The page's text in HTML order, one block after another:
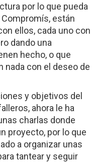
por lo que pueda
están
ellos, cada uno con
dando una
hecho, o que
nada con el deseo de
y objetivos del
ahora le ha
charlas donde
proyecto, por lo que
a organizar unas
tantear y seguir